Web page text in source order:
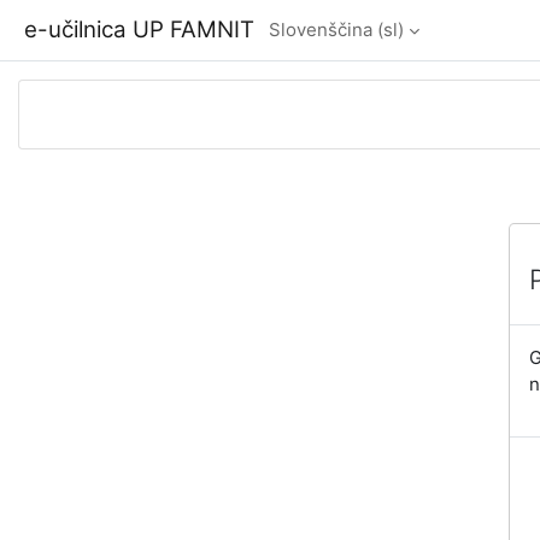
e-učilnica UP FAMNIT Slovenščina ‎(sl)‎